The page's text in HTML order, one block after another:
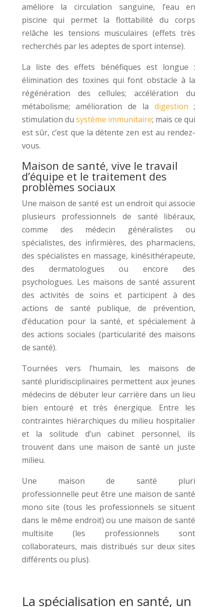
améliore la circulation sanguine, l’eau en
piscine qui permet la flottabilité du corps
relâche les tensions musculaires (effets très
recherchés par les adeptes de sport intense).
La liste des effets bénéfiques est longue :
élimination des toxines qui font obstacle à la
régénération des cellules; accélération du
métabolisme; amélioration de la digestion ;
stimulation du système immunitaire; mais ce qui
est sûr, c’est que la détente zen est au rendez-
vous.
Maison de santé, vive le travail
d’équipe et le traitement des
problèmes sociaux
Une maison de santé est un endroit qui associe
plusieurs professionnels de santé libéraux,
comme des médecin généralistes ou
spécialistes, des infirmières, des pharmaciens,
des spécialistes en massage, kinésithérapeute,
des dermatologues ou encore des
psychologues. Les maisons de santé assurent
des activités de soins et participent à des
actions de santé publique, de prévention,
d’éducation pour la santé, et spécialement à
des actions sociales (particularité des maisons
de santé).
Tournées vers l’humain, les maisons de
santé pluridisciplinaires permettent aux jeunes
médecins de débuter leur carrière dans un lieu
bien entouré et très énergique. Entre les
contraintes hiérarchiques du milieu hospitalier
et la solitude d’un cabinet personnel, ils
trouvent dans une maison de santé un juste
milieu.
Une maison de santé pluri
professionnelle peut être une maison de santé
mono site (tous les professionnels se situent
dans le même endroit) ou une maison de santé
multisite (les professionnels sont
collaborateurs, mais distribués sur deux sites
différents ou plus).
La spécialisation en santé, un